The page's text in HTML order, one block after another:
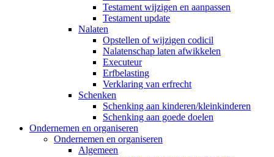
Testament wijzigen en aanpassen
Testament update
Nalaten
Opstellen of wijzigen codicil
Nalatenschap laten afwikkelen
Executeur
Erfbelasting
Verklaring van erfrecht
Schenken
Schenking aan kinderen/kleinkinderen
Schenking aan goede doelen
Ondernemen en organiseren
Ondernemen en organiseren
Algemeen